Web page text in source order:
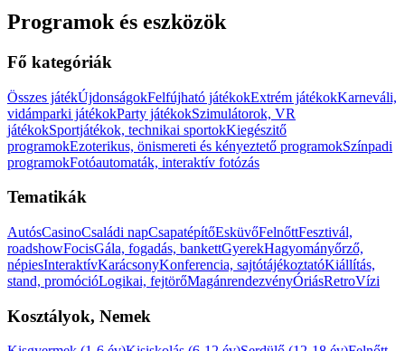
Programok és eszközök
Fő kategóriák
Összes játékÚjdonságokFelfújható játékokExtrém játékokKarneváli,
vidámparki játékokParty játékokSzimulátorok, VR
játékokSportjátékok, technikai sportokKiegészitő
programokEzoterikus, önismereti és kényeztető programokSzínpadi
programokFotóautomaták, interaktív fotózás
Tematikák
AutósCasinoCsaládi napCsapatépítőEsküvőFelnőttFesztivál,
roadshowFocisGála, fogadás, bankettGyerekHagyományőrző,
népiesInteraktívKarácsonyKonferencia, sajtótájékoztatóKiállítás,
stand, promócióLogikai, fejtörőMagánrendezvényÓriásRetroVízi
Kosztályok, Nemek